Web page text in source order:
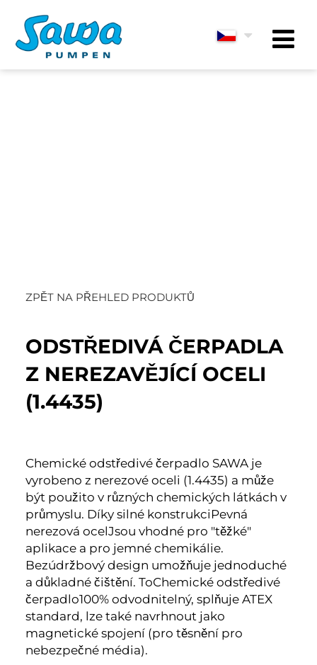
ZPĚT NA PŘEHLED PRODUKTŮ
ODSTŘEDIVÁ ČERPADLA
Z NEREZAVĚJÍCÍ OCELI
(1.4435)
Chemické odstředivé čerpadlo SAWA je
vyrobeno z nerezové oceli (1.4435) a může
být použito v různých chemických látkách v
průmyslu. Díky silné konstrukci Pevná
nerezová ocelJsou vhodné pro "těžké"
aplikace a pro jemné chemikálie.
Bezúdržbový design umožňuje jednoduché
a důkladné čištění. ToChemické odstředivé
čerpadlo100% odvodnitelný, splňuje ATEX
standard, lze také navrhnout jako
magnetické spojení (pro těsnění pro
nebezpečné média).